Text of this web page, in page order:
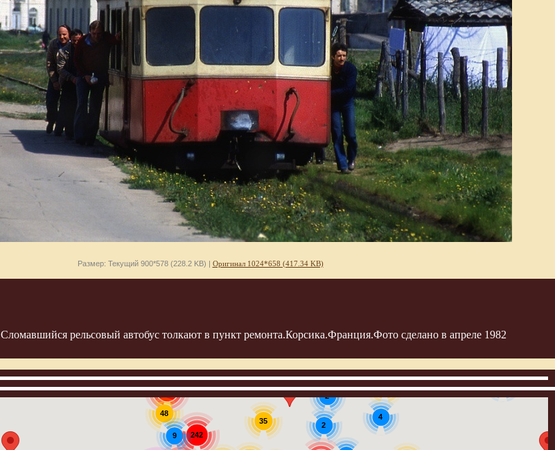
Размер: Текущий 900*578 (228.2 KB) | Оригинал 1024*658 (417.34 KB)
Сломавшийся рельсовый автобус толкают в пункт ремонта.Корсика.Франция.Фото сделано в апреле 1982
242
907
48
35 2
4
9
12
2